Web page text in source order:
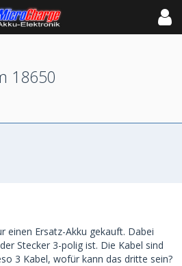
18650
einen Ersatz-Akku gekauft. Dabei
Stecker 3-polig ist. Die Kabel sind
3 Kabel, wofür kann das dritte sein?